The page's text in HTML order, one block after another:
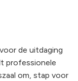
de uitdaging
professionele
om, stap voor